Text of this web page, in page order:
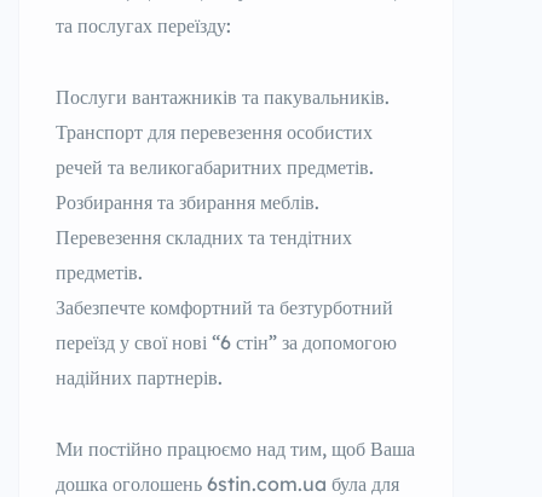
та послугах переїзду:
Послуги вантажників та пакувальників.
Транспорт для перевезення особистих
речей та великогабаритних предметів.
Розбирання та збирання меблів.
Перевезення складних та тендітних
предметів.
Забезпечте комфортний та безтурботний
переїзд у свої нові “6 стін” за допомогою
надійних партнерів.
Ми постійно працюємо над тим, щоб Ваша
дошка оголошень 6stin.com.ua була для